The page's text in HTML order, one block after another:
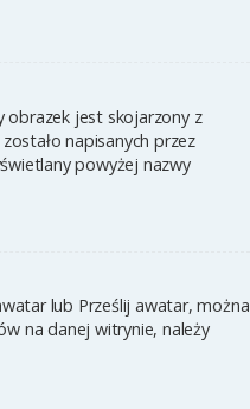
obrazek jest skojarzony z
napisanych przez
powyżej nazwy
lub Prześlij awatar, można
na danej witrynie, należy